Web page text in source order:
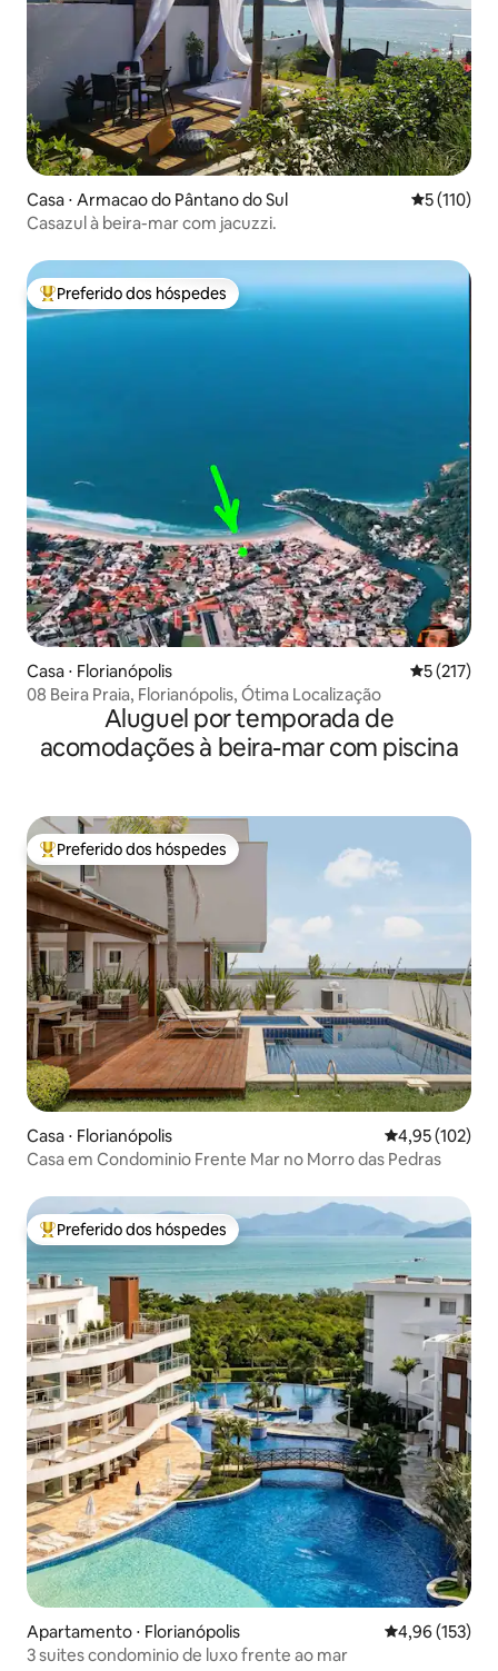
Casa ⋅ Armacao do Pântano do Sul 5 de uma
5 (110)
Casazul à beira-mar com jacuzzi.
Entre os melhores preferidos dos hóspedes
Preferido dos hóspedes
Casa ⋅ Florianópolis 5 de uma
5 (217)
08 Beira Praia, Florianópolis, Ótima Localização
Aluguel por temporada de
acomodações à beira-mar com piscina
Entre os melhores preferidos dos hóspedes
Preferido dos hóspedes
Casa ⋅ Florianópolis 4,95 de uma
4,95 (102)
Casa em Condominio Frente Mar no Morro das Pedras
Entre os melhores preferidos dos hóspedes
Preferido dos hóspedes
Apartamento ⋅ Florianópolis 4,96 de uma
4,96 (153)
3 suites condominio de luxo frente ao mar